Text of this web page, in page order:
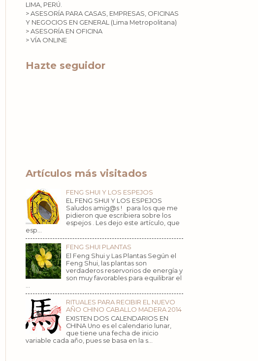
LIMA, PERÚ.
> ASESORÍA PARA CASAS, EMPRESAS, OFICINAS
Y NEGOCIOS EN GENERAL (Lima Metropolitana)
> ASESORÍA EN OFICINA
> VÍA ONLINE
Hazte seguidor
Artículos más visitados
FENG SHUI Y LOS ESPEJOS
EL FENG SHUI Y LOS ESPEJOS
Saludos amig@s ! para los que me
pidieron que escribiera sobre los
espejos . Les dejo este artículo, que
esp...
FENG SHUI PLANTAS
El Feng Shui y Las Plantas Según el
Feng Shui, las plantas son
verdaderos reservorios de energía y
son muy favorables para equilibrar el
...
RITUALES PARA RECIBIR EL NUEVO
AÑO CHINO CABALLO MADERA 2014
EXISTEN DOS CALENDARIOS EN
CHINA Uno es el calendario lunar,
que tiene una fecha de inicio
variable cada año, pues se basa en la s...